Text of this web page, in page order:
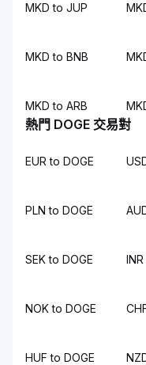
MKD to JUP
MKD to BNB
MKD to ARB
熱門 DOGE 交易對
EUR to DOGE
PLN to DOGE
SEK to DOGE
NOK to DOGE
HUF to DOGE